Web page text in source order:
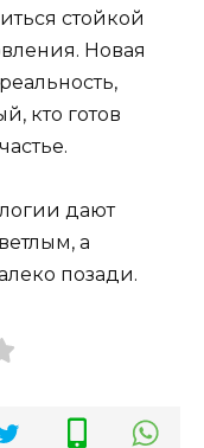
стойкой
Новая
кто готов
дают
а
позади.